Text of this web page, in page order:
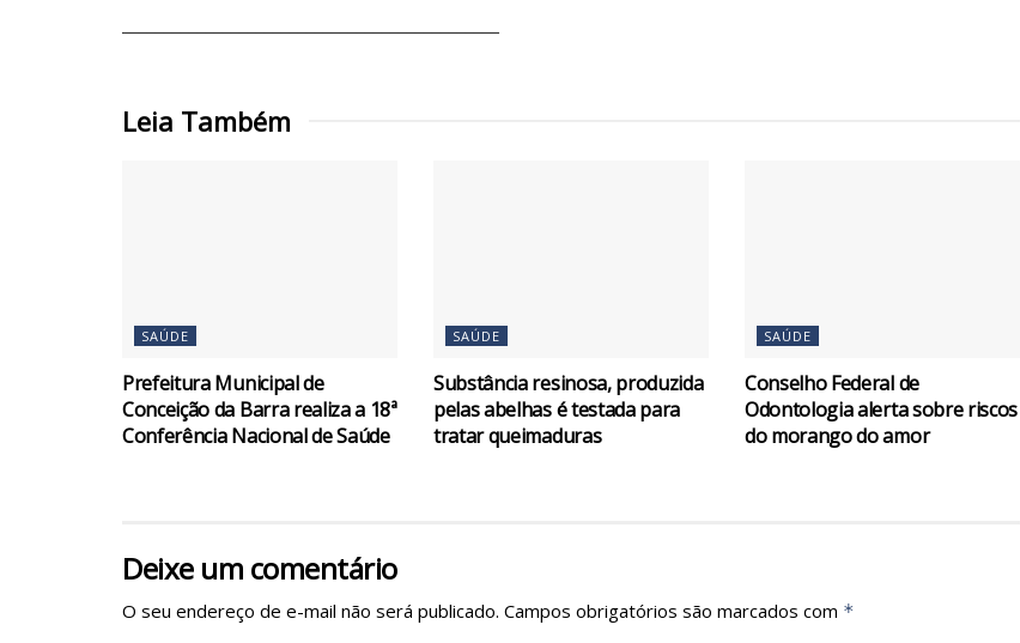
Leia Também
SAÚDE
Prefeitura Municipal de
Conceição da Barra realiza a 18ª
Conferência Nacional de Saúde
SAÚDE
Substância resinosa, produzida
pelas abelhas é testada para
tratar queimaduras
SAÚDE
Conselho Federal de
Odontologia alerta sobre riscos
do morango do amor
Deixe um comentário
O seu endereço de e-mail não será publicado. Campos obrigatórios são marcados com *